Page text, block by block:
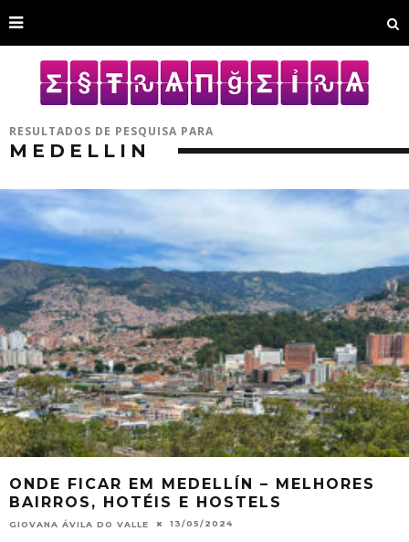
RESULTADOS DE PESQUISA PARA
MEDELLIN
ONDE FICAR EM MEDELLÍN – MELHORES
BAIRROS, HOTÉIS E HOSTELS
GIOVANA ÁVILA DO VALLE 13/05/2024